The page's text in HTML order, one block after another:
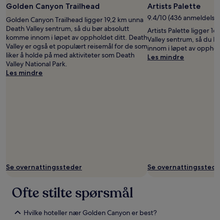
kan
gjelde.
(fri
bruk):
Jose
Saenz
Golden Canyon Trailhead
Golden Canyon Trailhead ligger 19,2 km unna
Death Valley sentrum, så du bør absolutt
komme innom i løpet av oppholdet ditt. Death
Valley er også et populært reisemål for de som
liker å holde på med aktiviteter som Death
Valley National Park.
Les mindre
Se overnattingssteder
Artists Palette
9.4/10 (436
Artists Palette ligger
Valley sentrum, så du
innom i løpet av
Les mindre
Se
Ofte stilte spørsmål
Hvilke hoteller nær Golden Canyon er best?